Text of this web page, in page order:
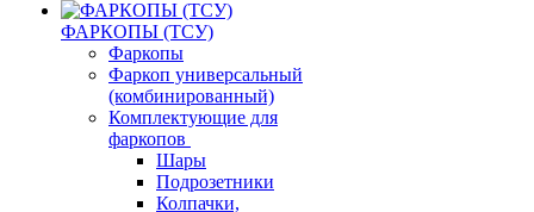
ФАРКОПЫ (ТСУ)
Фаркопы
Фаркоп универсальный
(комбинированный)
Комплектующие для
фаркопов
Шары
Подрозетники
Колпачки,